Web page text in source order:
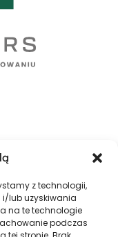
z technologii,
i/lub uzyskiwania
na te technologie
podczas
IT